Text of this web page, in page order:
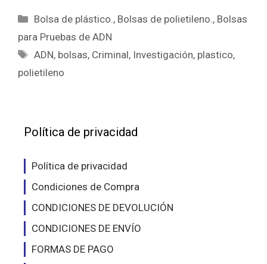
Categorías
Bolsa de plástico. , Bolsas de polietileno. , Bolsas
para Pruebas de ADN
Etiquetas
ADN, bolsas, Criminal, Investigación, plastico,
polietileno
Política de privacidad
Política de privacidad
Condiciones de Compra
CONDICIONES DE DEVOLUCIÓN
CONDICIONES DE ENVÍO
FORMAS DE PAGO